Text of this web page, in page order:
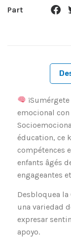
Part
emocional
éducation, ce
compétences
enfants âgés
engageantes
Desbloquea la
una variedad
expresar
apoyo.